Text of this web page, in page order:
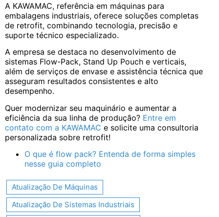
A KAWAMAC, referência em máquinas para
embalagens industriais, oferece soluções completas
de retrofit, combinando tecnologia, precisão e
suporte técnico especializado.
A empresa se destaca no desenvolvimento de
sistemas Flow-Pack, Stand Up Pouch e verticais,
além de serviços de envase e assistência técnica que
asseguram resultados consistentes e alto
desempenho.
Quer modernizar seu maquinário e aumentar a
eficiência da sua linha de produção? Entre em
contato com a KAWAMAC e solicite uma consultoria
personalizada sobre retrofit!
O que é flow pack? Entenda de forma simples
nesse guia completo
Atualização De Máquinas
Atualização De Sistemas Industriais